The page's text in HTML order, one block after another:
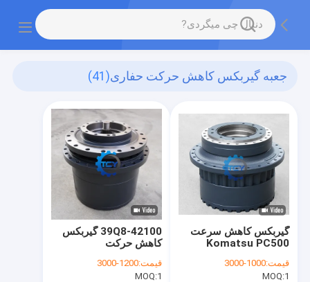
جعبه گیربکس کاهش حرکت حفاری(41)
39Q8-42100 گیربکس
کاهش حرکت
قیمت:1200-3000
MOQ:1
گیربکس کاهش سرعت
Komatsu PC500
قیمت:1000-3000
MOQ:1